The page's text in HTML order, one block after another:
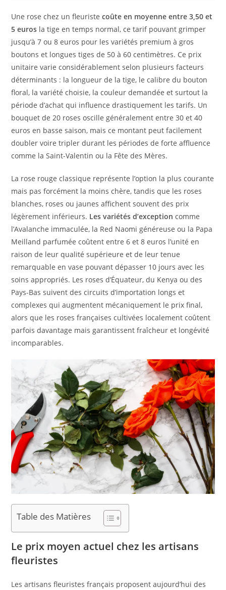
Une rose chez un fleuristecoûte en moyenne entre 3,50 et
5 euros la tige en temps normal, ce tarif pouvant grimper
jusqu’à 7 ou 8 euros pour les variétés premium à gros
boutons et longues tiges de 50 à 60 centimètres. Ce prix
unitaire varie considérablement selon plusieurs facteurs
déterminants : la longueur de la tige, le calibre du bouton
floral, la variété choisie, la couleur demandée et surtout la
période d’achat qui influence drastiquement les tarifs. Un
bouquet de 20 roses oscille généralement entre 30 et 40
euros en basse saison, mais ce montant peut facilement
doubler voire tripler durant les périodes de forte affluence
comme la Saint-Valentin ou la Fête des Mères.
La rose rouge classique représente l’option la plus courante
mais pas forcément la moins chère, tandis que les roses
blanches, roses ou jaunes affichent souvent des prix
légèrement inférieurs. Les variétés d’exception comme
l’Avalanche immaculée, la Red Naomi généreuse ou la Papa
Meilland parfumée coûtent entre 6 et 8 euros l’unité en
raison de leur qualité supérieure et de leur tenue
remarquable en vase pouvant dépasser 10 jours avec les
soins appropriés. Les roses d’Équateur, du Kenya ou des
Pays-Bas suivent des circuits d’importation longs et
complexes qui augmentent mécaniquement le prix final,
alors que les roses françaises cultivées localement coûtent
parfois davantage mais garantissent fraîcheur et longévité
incomparables.
Table des Matières
Le prix moyen actuel chez les artisans
fleuristes
Les artisans fleuristes français proposent aujourd’hui des